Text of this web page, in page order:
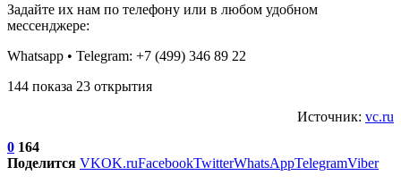
Задайте их нам по телефону или в любом удобном
мессенджере:
Whatsapp • Telegram: +7 (499) 346 89 22
144 показа 23 открытия
Источник: vc.ru
0 164
Поделится VKOK.ruFacebookTwitterWhatsAppTelegramViber